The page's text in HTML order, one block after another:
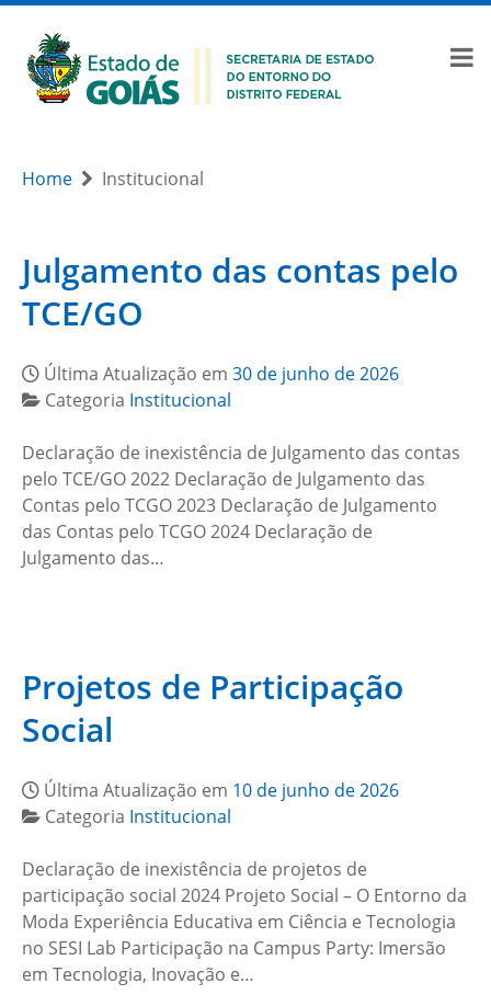
Home Institucional
Julgamento das contas pelo
TCE/GO
Última Atualização em 30 de junho de 2026
Categoria Institucional
Declaração de inexistência de Julgamento das contas
pelo TCE/GO 2022 Declaração de Julgamento das
Contas pelo TCGO 2023 Declaração de Julgamento
das Contas pelo TCGO 2024 Declaração de
Julgamento das…
Projetos de Participação
Social
Última Atualização em 10 de junho de 2026
Categoria Institucional
Declaração de inexistência de projetos de
participação social 2024 Projeto Social – O Entorno da
Moda Experiência Educativa em Ciência e Tecnologia
no SESI Lab Participação na Campus Party: Imersão
em Tecnologia, Inovação e…